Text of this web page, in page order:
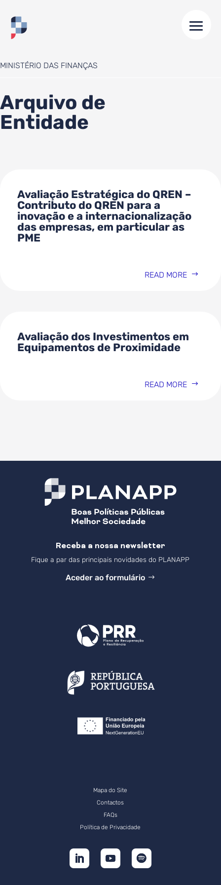
HOME
MINISTÉRIO DAS FINANÇAS
Arquivo de
Entidade
Avaliação Estratégica do QREN –
Contributo do QREN para a
inovação e a internacionalização
das empresas, em particular as
PME
READ MORE
Avaliação dos Investimentos em
Equipamentos de Proximidade
READ MORE
Receba a nossa newsletter
Fique a par das principais novidades do PLANAPP
Aceder ao formulário
Mapa do Site
Contactos
FAQs
Política de Privacidade